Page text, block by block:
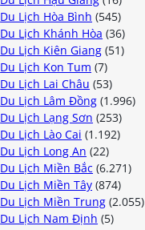
Du Lịch Hòa Bình (545)
Du Lịch Khánh Hòa (36)
Du Lịch Kiên Giang (51)
Du Lịch Kon Tum (7)
Du Lịch Lai Châu (53)
Du Lịch Lâm Đồng (1.996)
Du Lịch Lạng Sơn (253)
Du Lịch Lào Cai (1.192)
Du Lịch Long An (22)
Du Lịch Miền Bắc (6.271)
Du Lịch Miền Tây (874)
Du Lịch Miền Trung (2.055)
Du Lịch Nam Định (5)